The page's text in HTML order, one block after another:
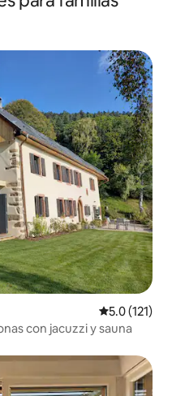
Calificación
5.0 (121)
con jacuzzi y sauna